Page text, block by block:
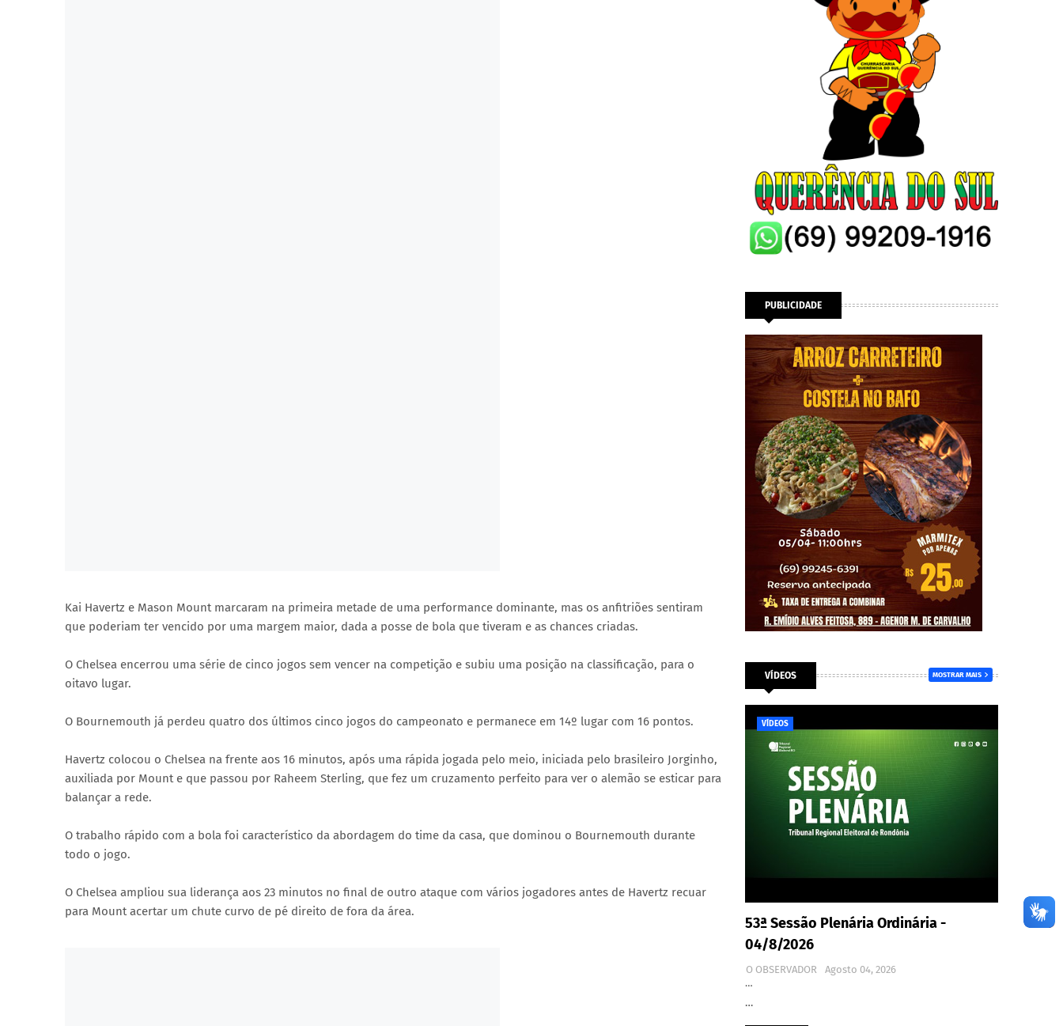
Kai Havertz e Mason Mount marcaram na primeira metade de uma performance dominante, mas os anfitriões sentiram
que poderiam ter vencido por uma margem maior, dada a posse de bola que tiveram e as chances criadas.
O Chelsea encerrou uma série de cinco jogos sem vencer na competição e subiu uma posição na classificação, para o
oitavo lugar.
O Bournemouth já perdeu quatro dos últimos cinco jogos do campeonato e permanece em 14º lugar com 16 pontos.
Havertz colocou o Chelsea na frente aos 16 minutos, após uma rápida jogada pelo meio, iniciada pelo brasileiro Jorginho,
auxiliada por Mount e que passou por Raheem Sterling, que fez um cruzamento perfeito para ver o alemão se esticar para
balançar a rede.
O trabalho rápido com a bola foi característico da abordagem do time da casa, que dominou o Bournemouth durante
todo o jogo.
O Chelsea ampliou sua liderança aos 23 minutos no final de outro ataque com vários jogadores antes de Havertz recuar
para Mount acertar um chute curvo de pé direito de fora da área.
PUBLICIDADE
VÍDEOS MOSTRAR MAIS
VÍDEOS
53ª Sessão Plenária Ordinária -
04/8/2026
O OBSERVADOR
Agosto 04, 2026
…
…